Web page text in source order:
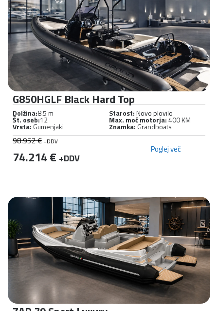
G850HGLF Black Hard Top
Dolžina:8.5 m Starost:Novo plovilo
Št. oseb:12 Max. moč motorja:400 KM
Vrsta: Gumenjaki Znamka:Grandboats
98.952 € +DDV
74.214 € +DDV
Poglej več